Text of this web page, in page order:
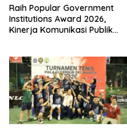
Raih Popular Government
Institutions Award 2026,
Kinerja Komunikasi Publik